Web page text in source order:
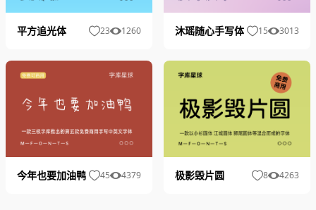
平方追光体 23 1260 沐瑶随心手写体 15 3013
今年也要加油鸭 45 4379 极影毁片圆 8 4263